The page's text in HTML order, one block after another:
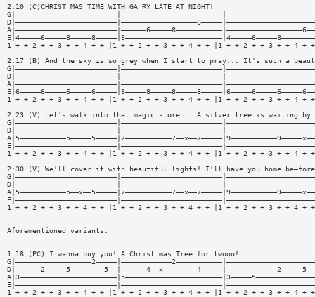
2:10 (C)CHRIST MAS TIME WITH GA RY LATE AT NIGHT!
1 + + 2 + + 3 + + 4 + + |1 + + 2 + + 3 + + 4 + + |1 + + 2 + + 3 + + 4 +
2:17 (B) And the sky is so grey when I start to pray... It's such a
1 + + 2 + + 3 + + 4 + + |1 + + 2 + + 3 + + 4 + + |1 + + 2 + + 3 + + 4 +
2:23 (V) Let's walk into that magic store... A silver tree is waiting by
1 + + 2 + + 3 + + 4 + + |1 + + 2 + + 3 + + 4 + + |1 + + 2 + + 3 + + 4 +
2:30 (V) We'll cover it with beautiful lights! I'll have you home
1 + + 2 + + 3 + + 4 + + |1 + + 2 + + 3 + + 4 + + |1 + + 2 + + 3 + + 4 +
Aforementioned variants:
1:18 (PC) I wanna buy you! A Christ mas Tree for twooo!
1 + + 2 + + 3 + + 4 + + |1 + + 2 + + 3 + + 4 + + |1 + + 2 + + 3 + + 4 +